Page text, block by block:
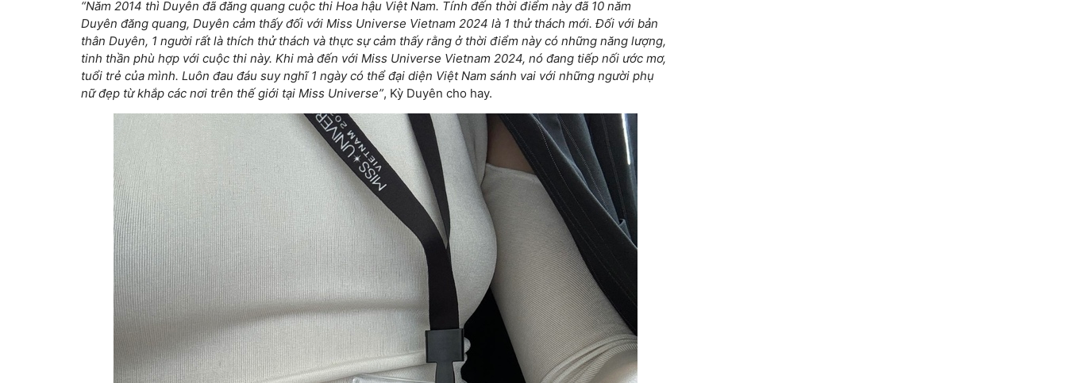
“Năm 2014 thì Duyên đã đăng quang cuộc thi Hoa hậu Việt Nam. Tính đến thời điểm này đã 10 năm
Duyên đăng quang, Duyên cảm thấy đối với Miss Universe Vietnam 2024 là 1 thử thách mới. Đối với bản
thân Duyên, 1 người rất là thích thử thách và thực sự cảm thấy rằng ở thời điểm này có những năng lượng,
tinh thần phù hợp với cuộc thi này. Khi mà đến với Miss Universe Vietnam 2024, nó đang tiếp nối ước mơ,
tuổi trẻ của mình. Luôn đau đáu suy nghĩ 1 ngày có thể đại diện Việt Nam sánh vai với những người phụ
nữ đẹp từ khắp các nơi trên thế giới tại Miss Universe”, Kỳ Duyên cho hay.